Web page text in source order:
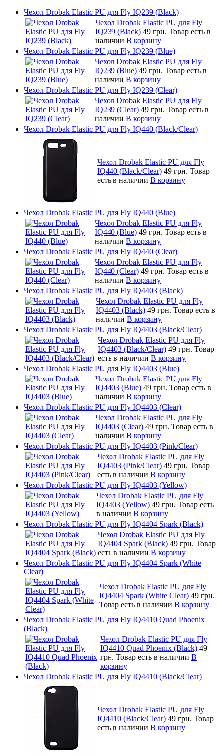
Чехол Drobak Elastic PU для Fly IQ239 (Black)
Чехол Drobak Elastic PU для Fly
IQ239 (Black) 49 грн. Товар есть в
наличии В корзину
Чехол Drobak Elastic PU для Fly IQ239 (Blue)
Чехол Drobak Elastic PU для Fly
IQ239 (Blue) 49 грн. Товар есть в
наличии В корзину
Чехол Drobak Elastic PU для Fly IQ239 (Clear)
Чехол Drobak Elastic PU для Fly
IQ239 (Clear) 49 грн. Товар есть в
наличии В корзину
Чехол Drobak Elastic PU для Fly IQ440 (Black/Clear)
Чехол Drobak Elastic PU для Fly
IQ440 (Black/Clear) 49 грн. Товар
есть в наличии В корзину
Чехол Drobak Elastic PU для Fly IQ440 (Blue)
Чехол Drobak Elastic PU для Fly
IQ440 (Blue) 49 грн. Товар есть в
наличии В корзину
Чехол Drobak Elastic PU для Fly IQ440 (Clear)
Чехол Drobak Elastic PU для Fly
IQ440 (Clear) 49 грн. Товар есть в
наличии В корзину
Чехол Drobak Elastic PU для Fly IQ4403 (Black)
Чехол Drobak Elastic PU для Fly
IQ4403 (Black) 49 грн. Товар есть в
наличии В корзину
Чехол Drobak Elastic PU для Fly IQ4403 (Black/Clear)
Чехол Drobak Elastic PU для Fly
IQ4403 (Black/Clear) 49 грн. Товар
есть в наличии В корзину
Чехол Drobak Elastic PU для Fly IQ4403 (Blue)
Чехол Drobak Elastic PU для Fly
IQ4403 (Blue) 49 грн. Товар есть в
наличии В корзину
Чехол Drobak Elastic PU для Fly IQ4403 (Clear)
Чехол Drobak Elastic PU для Fly
IQ4403 (Clear) 49 грн. Товар есть в
наличии В корзину
Чехол Drobak Elastic PU для Fly IQ4403 (Pink/Clear)
Чехол Drobak Elastic PU для Fly
IQ4403 (Pink/Clear) 49 грн. Товар
есть в наличии В корзину
Чехол Drobak Elastic PU для Fly IQ4403 (Yellow)
Чехол Drobak Elastic PU для Fly
IQ4403 (Yellow) 49 грн. Товар есть
в наличии В корзину
Чехол Drobak Elastic PU для Fly IQ4404 Spark (Black)
Чехол Drobak Elastic PU для Fly
IQ4404 Spark (Black) 49 грн. Товар
есть в наличии В корзину
Чехол Drobak Elastic PU для Fly IQ4404 Spark (White
Clear)
Чехол Drobak Elastic PU для Fly
IQ4404 Spark (White Clear) 49 грн.
Товар есть в наличии В корзину
Чехол Drobak Elastic PU для Fly IQ4410 Quad Phoenix
(Black)
Чехол Drobak Elastic PU для Fly
IQ4410 Quad Phoenix (Black) 49
грн. Товар есть в наличии В
корзину
Чехол Drobak Elastic PU для Fly IQ4410 (Black/Clear)
Чехол Drobak Elastic PU для Fly
IQ4410 (Black/Clear) 49 грн. Товар
есть в наличии В корзину